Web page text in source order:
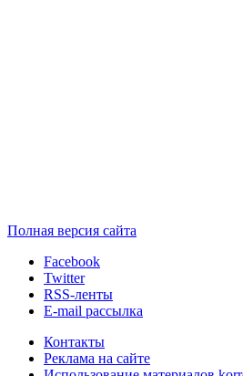
Полная версия сайта
Facebook
Twitter
RSS-ленты
E-mail рассылка
Контакты
Реклама на сайте